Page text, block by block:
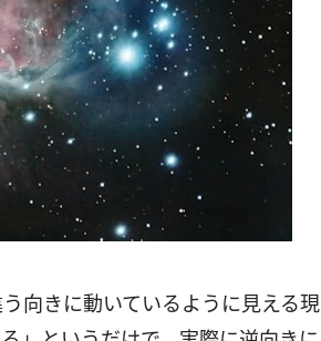
向きに動いているように見える現